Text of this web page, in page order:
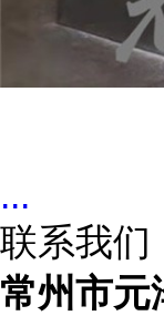
...
联系我们
常州市元